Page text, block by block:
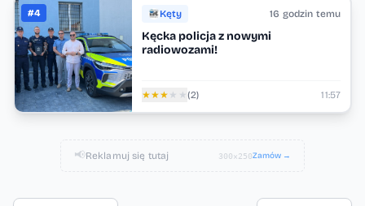
#4 Kęty 16 godzin temu
Kęcka policja z nowymi
radiowozami!
★★★ ★ ★ (2) 11:57
📢Reklamuj się tutaj 300×250Zamów →